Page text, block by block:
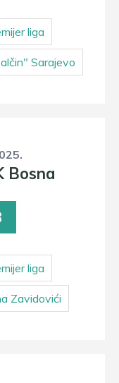
liga
Sarajevo
Bosna
liga
Zavidovići